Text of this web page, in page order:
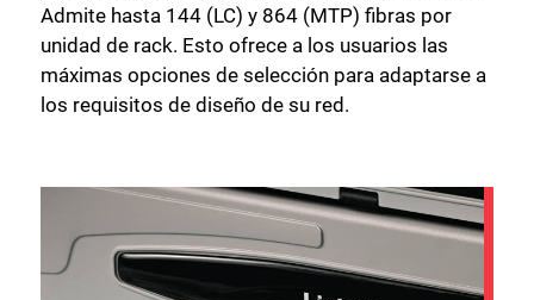
Admite hasta 144 (LC) y 864 (MTP) fibras por
unidad de rack. Esto ofrece a los usuarios las
máximas opciones de selección para adaptarse a
los requisitos de diseño de su red.